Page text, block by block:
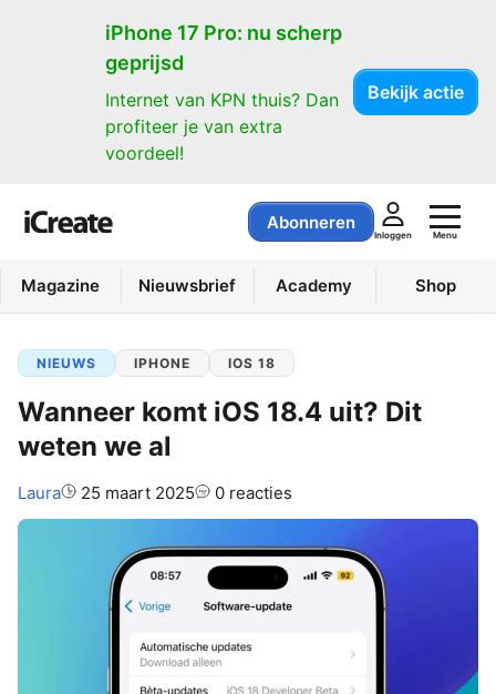
iPhone 17 Pro: nu scherp
geprijsd
Internet van KPN thuis? Dan
profiteer je van extra
voordeel!
Bekijk actie
Abonneren
Inloggen Menu
Magazine Nieuwsbrief Academy Shop
NIEUWS IPHONE IOS 18
Wanneer komt iOS 18.4 uit? Dit
weten we al
Auteur:
Laura 25 maart 2025 0 reacties